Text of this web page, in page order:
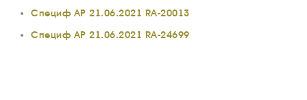
ОБУЧЕНИЕ
ИНСТРУКТОРЫ
Специф АР 21.06.2021 RA-20013
Специф АР 21.06.2021 RA-24699